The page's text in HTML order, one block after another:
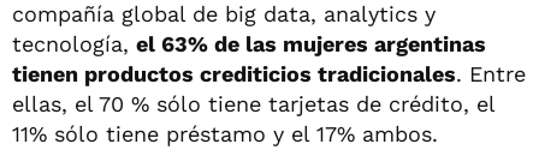
compañía global de big data, analytics y
tecnología, el 63% de las mujeres argentinas
tienen productos crediticios tradicionales. Entre
ellas, el 70 % sólo tiene tarjetas de crédito, el
11% sólo tiene préstamo y el 17% ambos.